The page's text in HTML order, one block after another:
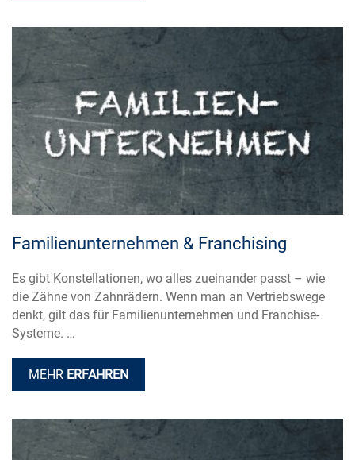
Familienunternehmen & Franchising
Es gibt Konstellationen, wo alles zueinander passt – wie
die Zähne von Zahnrädern. Wenn man an Vertriebswege
denkt, gilt das für Familienunternehmen und Franchise-
Systeme. …
MEHR ERFAHREN